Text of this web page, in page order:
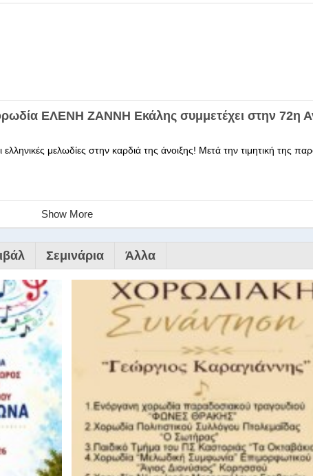
ΕΛΕΝΗ ΖΑΝΝΗ Εκάλης συμμετέχει στην 72η
μελωδίες στην καρδιά της άνοιξης! Μετά την τιμητική της
Show More
Σεμινάρια Άλλα